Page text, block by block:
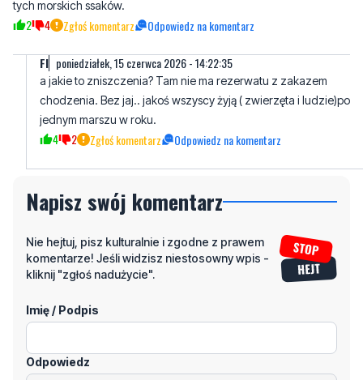
służące ich regeneracji i odchowaniu młodych. Bezpieczne
wytchnienie na tych terenach znajdują także foki. Obecność tak
tych morskich ssaków.
4 Zgłoś komentarz Odpowiedz na komentarz
Fl poniedziałek, 15 czerwca 2026 - 14:22:35
a jakie to zniszczenia? Tam nie ma rezerwatu z zakazem
4 2 Zgłoś komentarz Odpowiedz na komentarz
Napisz swój komentarz
komentarze! Jeśli widzisz niestosowny wpis -
Imię / Podpis